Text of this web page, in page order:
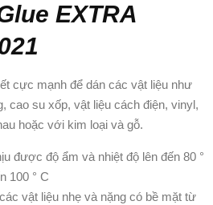
EXTRA
cực mạnh để dán các vật liệu như
cao su xốp, vật liệu cách điện, vinyl,
hoặc với kim loại và gỗ.
được độ ẩm và nhiệt độ lên đến 80 °
100 ° C
vật liệu nhẹ và nặng có bề mặt từ